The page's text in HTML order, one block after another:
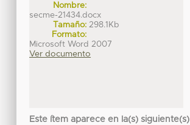
Nombre:
secme-21434.docx
Tamaño: 298.1Kb
Formato:
Microsoft Word 2007
Ver documento
Este ítem aparece en la(s) siguiente(s)